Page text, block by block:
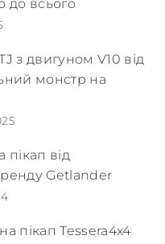
до всього
з двигуном V10 від
монстр на
пікап від
Getlander
пікап Tessera4x4